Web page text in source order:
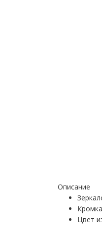
Описание
Цвет